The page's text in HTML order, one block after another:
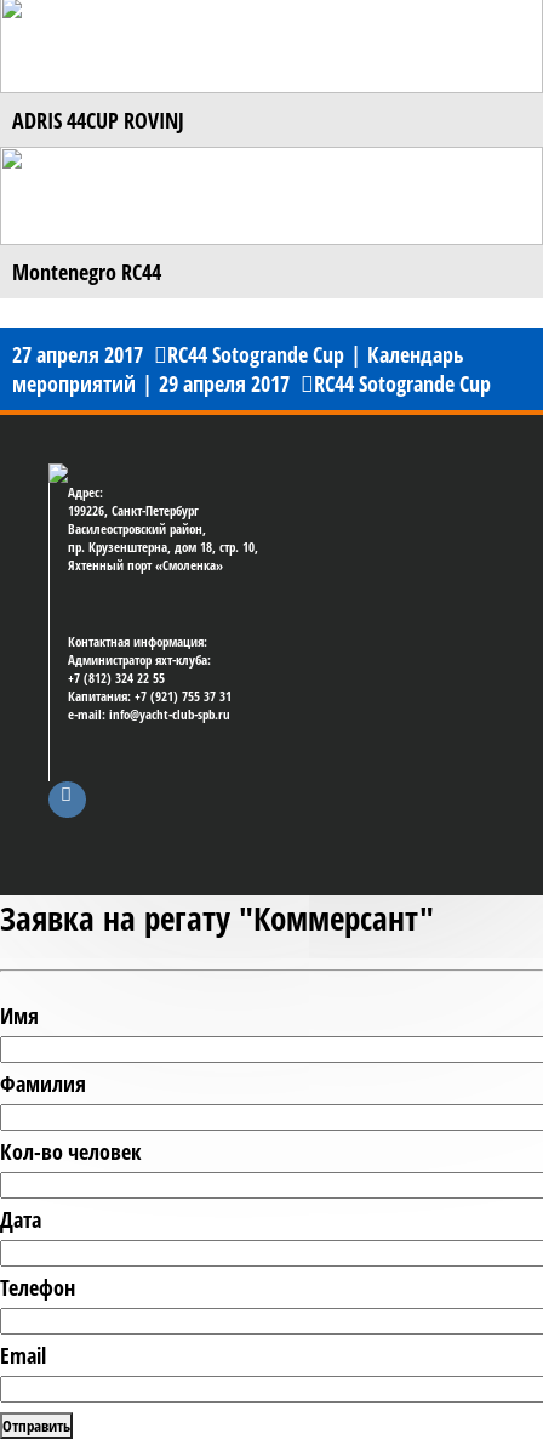
ADRIS 44CUP ROVINJ
Montenegro RC44
27 апреля 2017 RC44 Sotogrande Cup | Календарь
мероприятий | 29 апреля 2017 RC44 Sotogrande Cup
Адрес:
199226, Санкт-Петербург
Василеостровский район,
пр. Крузенштерна, дом 18, стр. 10,
Яхтенный порт «Смоленка»
Контактная информация:
Администратор яхт-клуба:
+7 (812) 324 22 55
Капитания: +7 (921) 755 37 31
e-mail: info@yacht-club-spb.ru
Заявка на регату "Коммерсант"
Имя
Фамилия
Кол-во человек
Дата
Телефон
Email